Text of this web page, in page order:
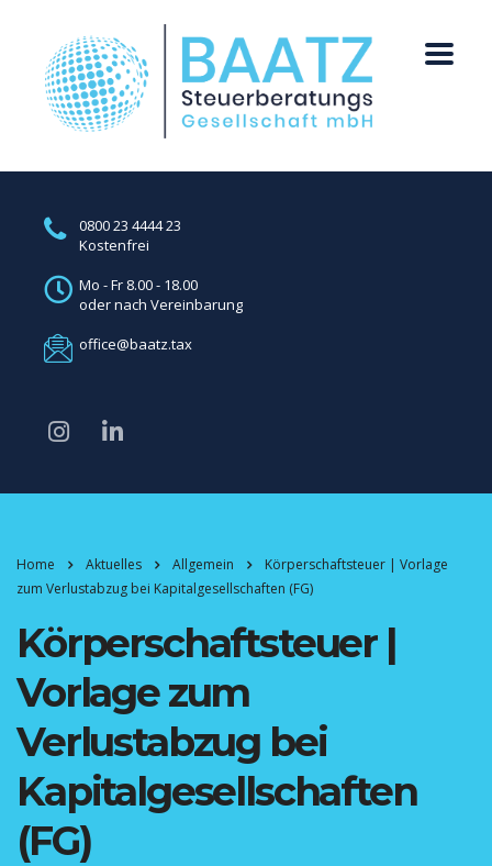
0800 23 4444 23
Kostenfrei
Mo - Fr 8.00 - 18.00
oder nach Vereinbarung
office@baatz.tax
Home Aktuelles Allgemein
Körperschaftsteuer | Vorlage
zum Verlustabzug bei Kapitalgesellschaften (FG)
Körperschaftsteuer |
Vorlage zum
Verlustabzug bei
Kapitalgesellschaften
(FG)